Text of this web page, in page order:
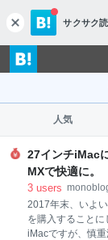
c
l
o
s
サクサク読
人気
27インチiMac
MXで快適に。
3 users
2017年末、いよ
を購入すること
iMacですが、慎